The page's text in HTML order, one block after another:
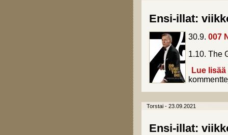
Ensi-illat:
30.9. 007
1.10. The
Lue lisää
Torstai - 23.09.2021
Ensi-illat: